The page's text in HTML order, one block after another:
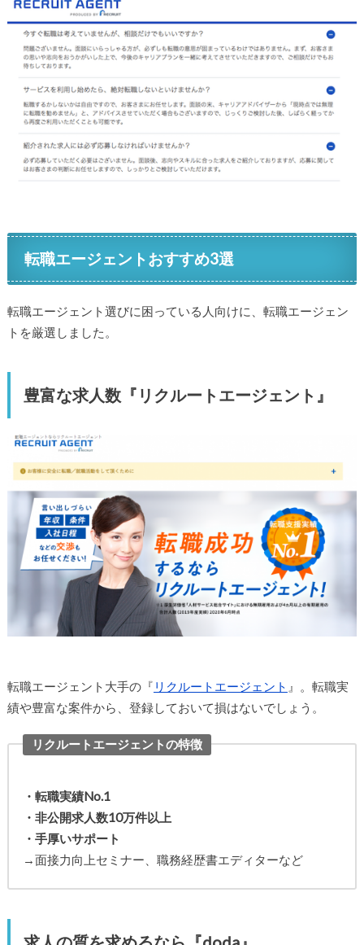
転職エージェントおすすめ3選
転職エージェント選びに困っている人向けに、転職エージェン
トを厳選しました。
豊富な求人数『リクルートエージェント』
転職エージェント大手の『 リクルートエージェント 』。転職実
績や豊富な案件から、登録しておいて損はないでしょう。
リクルートエージェントの特徴
・転職実績No.1
・非公開求人数10万件以上
・手厚いサポート
→面接力向上セミナー、職務経歴書エディターなど